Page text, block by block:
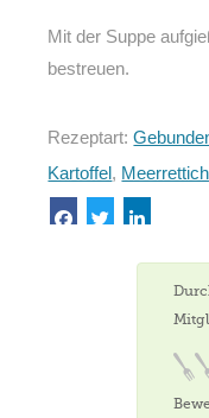
Mit der Suppe
bestreuen.
Rezeptart:
Kartoffel, Meerrettich